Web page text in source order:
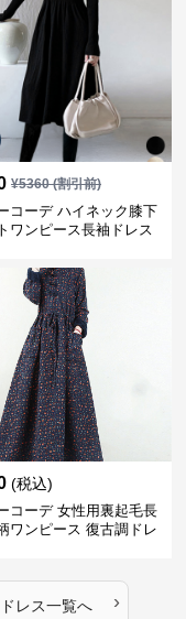
¥5360(割引前)
コーデ ハイネック膝下
ワンピース長袖ドレス
(税込)
コーデ 女性用裏起毛長
ワンピース 復古調ドレ
レス一覧へ ›